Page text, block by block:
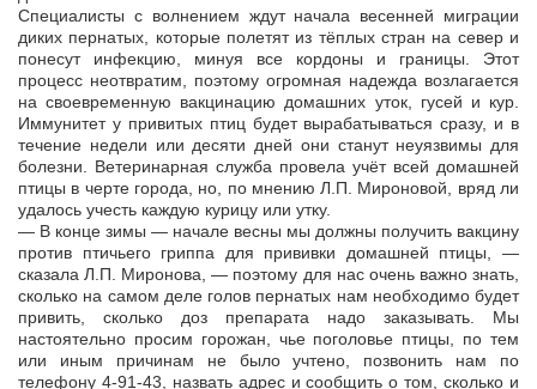
Специалисты с волнением ждут начала весенней миграции
диких пернатых, которые полетят из тёплых стран на север и
понесут инфекцию, минуя все кордоны и границы. Этот
процесс неотвратим, поэтому огромная надежда возлагается
на своевременную вакцинацию домашних уток, гусей и кур.
Иммунитет у привитых птиц будет вырабатываться сразу, и в
течение недели или десяти дней они станут неуязвимы для
болезни. Ветеринарная служба провела учёт всей домашней
птицы в черте города, но, по мнению Л.П. Мироновой, вряд ли
удалось учесть каждую курицу или утку.
— В конце зимы — начале весны мы должны получить вакцину
против птичьего гриппа для прививки домашней птицы, —
сказала Л.П. Миронова, — поэтому для нас очень важно знать,
сколько на самом деле голов пернатых нам необходимо будет
привить, сколько доз препарата надо заказывать. Мы
настоятельно просим горожан, чье поголовье птицы, по тем
или иным причинам не было учтено, позвонить нам по
телефону 4-91-43, назвать адрес и сообщить о том, сколько и